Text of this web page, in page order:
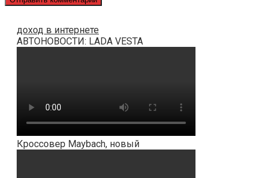
доход в интернете
АВТОНОВОСТИ: LADA VESTA
Кроссовер Maybach, новый